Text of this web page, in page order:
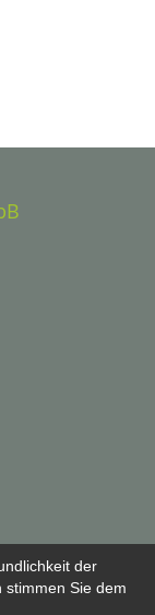
der
stimmen Sie dem